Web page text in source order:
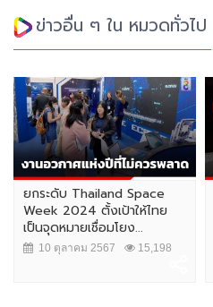
ข่าวอื่น ๆ ใน หมวดทั่วไป
ยกระดับ Thailand Space
Week 2024 ตั้งเป้าให้ไทย
เป็นจุดหมายเชื่อมโยง...
10 ตุลาคม 2567 15,198